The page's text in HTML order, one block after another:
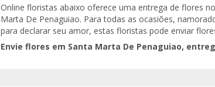
Online floristas abaixo oferece uma entrega de flores
Marta De Penaguiao. Para todas as ocasiões,
para declarar seu amor, estas floristas pode enviar
Envie flores em Santa Marta De Penaguiao,